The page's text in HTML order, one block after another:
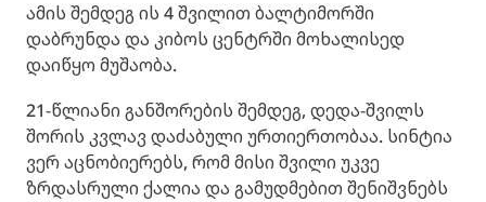
ამის შემდეგ ის 4 შვილით ბალტიმორში
დაბრუნდა და კიბოს ცენტრში მოხალისედ
დაიწყო მუშაობა.
21-წლიანი განშორების შემდეგ, დედა-შვილს
შორის კვლავ დაძაბული ურთიერთობაა. სინტია
ვერ აცნობიერებს, რომ მისი შვილი უკვე
ზრდასრული ქალია და გამუდმებით შენიშვნებს